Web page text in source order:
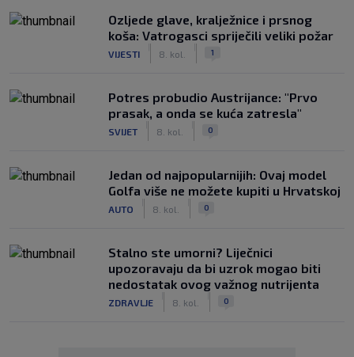
Ozljede glave, kralježnice i prsnog
koša: Vatrogasci spriječili veliki požar
VIJESTI 8. kol. 1
Potres probudio Austrijance: "Prvo
prasak, a onda se kuća zatresla"
SVIJET 8. kol. 0
Jedan od najpopularnijih: Ovaj model
Golfa više ne možete kupiti u Hrvatskoj
AUTO 8. kol. 0
Stalno ste umorni? Liječnici
upozoravaju da bi uzrok mogao biti
nedostatak ovog važnog nutrijenta
ZDRAVLJE 8. kol. 0